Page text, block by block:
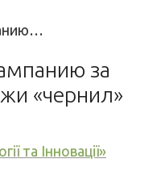
за
«чернил»
та Інновації»